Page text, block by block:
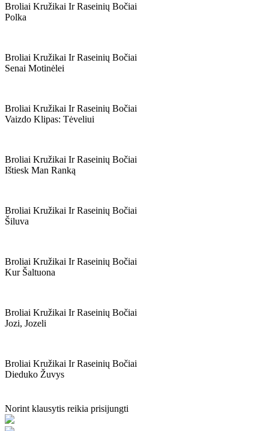
Broliai Kružikai Ir Raseinių Bočiai
Polka
Broliai Kružikai Ir Raseinių Bočiai
Senai Motinėlei
Broliai Kružikai Ir Raseinių Bočiai
Vaizdo Klipas: Tėveliui
Broliai Kružikai Ir Raseinių Bočiai
Ištiesk Man Ranką
Broliai Kružikai Ir Raseinių Bočiai
Šiluva
Broliai Kružikai Ir Raseinių Bočiai
Kur Šaltuona
Broliai Kružikai Ir Raseinių Bočiai
Jozi, Jozeli
Broliai Kružikai Ir Raseinių Bočiai
Dieduko Žuvys
Norint klausytis reikia prisijungti